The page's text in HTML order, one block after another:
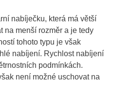
nabíječku, která má větší
na menší rozměr a je tedy
tohoto typu je však
nabíjení. Rychlost nabíjení
podmínkách.
není možné uschovat na